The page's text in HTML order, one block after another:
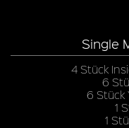
Single
4 Stück
6
6 Stück
1
1